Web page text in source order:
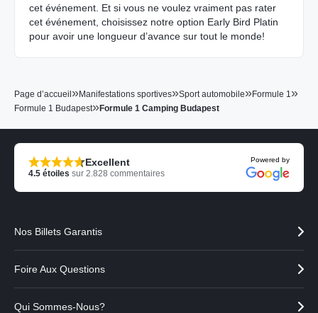
cet événement. Et si vous ne voulez vraiment pas rater
cet événement, choisissez notre option Early Bird Platin
pour avoir une longueur d’avance sur tout le monde!
Page d’accueil»Manifestations sportives»Sport automobile»Formule 1 »
Formule 1 Budapest»Formule 1 Camping Budapest
Excellent
4.5 étoiles sur 2.828 commentaires
Powered by
Nos Billets Garantis
Foire Aux Questions
Qui Sommes-Nous?